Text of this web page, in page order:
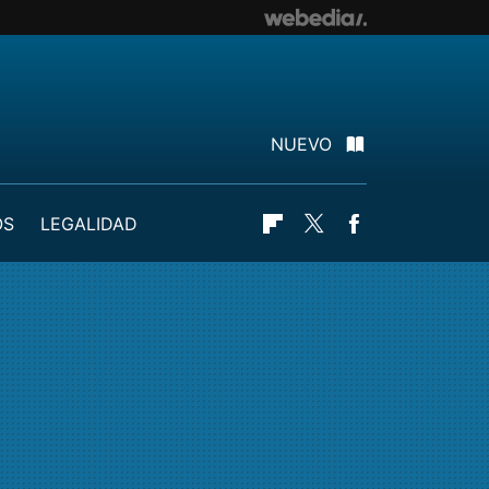
NUEVO
LEGALIDAD Flipboard
Twitter